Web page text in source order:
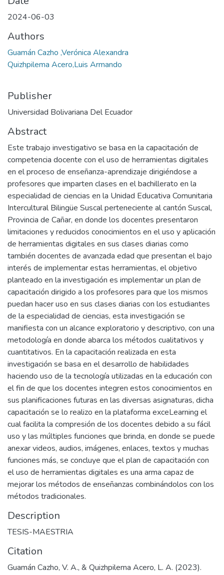
2024-06-03
Authors
Guamán Cazho ,Verónica Alexandra
Quizhpilema Acero,Luis Armando
Publisher
Universidad Bolivariana Del Ecuador
Abstract
Este trabajo investigativo se basa en la capacitación de
competencia docente con el uso de herramientas digitales
en el proceso de enseñanza-aprendizaje dirigiéndose a
profesores que imparten clases en el bachillerato en la
especialidad de ciencias en la Unidad Educativa Comunitaria
Intercultural Bilingüe Suscal perteneciente al cantón Suscal,
Provincia de Cañar, en donde los docentes presentaron
limitaciones y reducidos conocimientos en el uso y aplicación
de herramientas digitales en sus clases diarias como
también docentes de avanzada edad que presentan el bajo
interés de implementar estas herramientas, el objetivo
planteado en la investigación es implementar un plan de
capacitación dirigido a los profesores para que los mismos
puedan hacer uso en sus clases diarias con los estudiantes
de la especialidad de ciencias, esta investigación se
manifiesta con un alcance exploratorio y descriptivo, con una
metodología en donde abarca los métodos cualitativos y
cuantitativos. En la capacitación realizada en esta
investigación se basa en el desarrollo de habilidades
haciendo uso de la tecnología utilizadas en la educación con
el fin de que los docentes integren estos conocimientos en
sus planificaciones futuras en las diversas asignaturas, dicha
capacitación se lo realizo en la plataforma exceLearning el
cual facilita la compresión de los docentes debido a su fácil
uso y las múltiples funciones que brinda, en donde se puede
anexar videos, audios, imágenes, enlaces, textos y muchas
funciones más, se concluye que el plan de capacitación con
el uso de herramientas digitales es una arma capaz de
mejorar los métodos de enseñanzas combinándolos con los
métodos tradicionales.
Description
TESIS-MAESTRIA
Citation
Guamán Cazho, V. A., & Quizhpilema Acero, L. A. (2023).